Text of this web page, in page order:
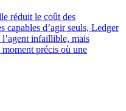
réduit le coût des
capables d’agir seuls, Ledger
infaillible, mais
moment précis où une